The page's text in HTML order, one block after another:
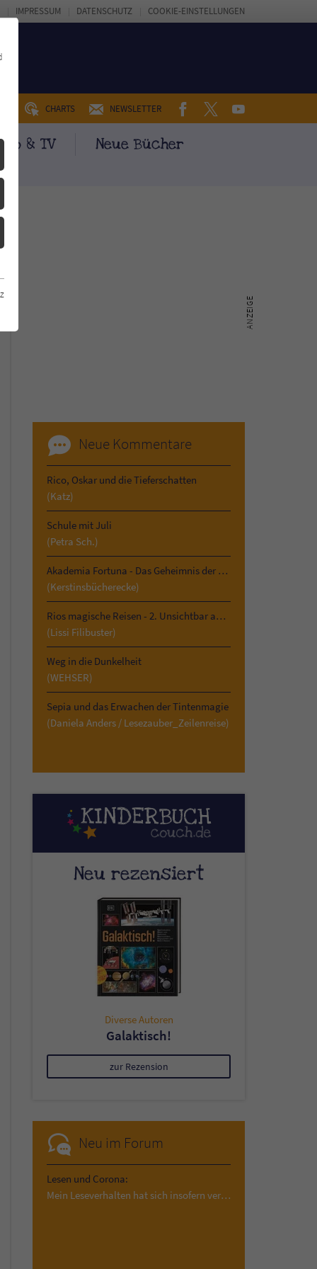
CHARTS NEWSLETTER FACEBOOKTWITTERYOUTUBE
& TV Neue Bücher
IMPRESSUM DATENSCHUTZ COOKIE-EINSTELLUNGEN
Neue Kommentare
Rico, Oskar und die Tieferschatten
(Katz)
Schule mit Juli
(Petra Sch.)
Akademia Fortuna - Das Geheimnis der Vergangenheit
(Kerstinsbücherecke)
Rios magische Reisen - 2. Unsichtbar am Kilimandscharo
(Lissi Filibuster)
Weg in die Dunkelheit
(WEHSER)
Sepia und das Erwachen der Tintenmagie
(Daniela Anders / Lesezauber_Zeilenreise)
Neu rezensiert
Diverse Autoren
Galaktisch!
zur Rezension
Neu im Forum
Lesen und Corona:
Mein Leseverhalten hat sich insofern verändert,…